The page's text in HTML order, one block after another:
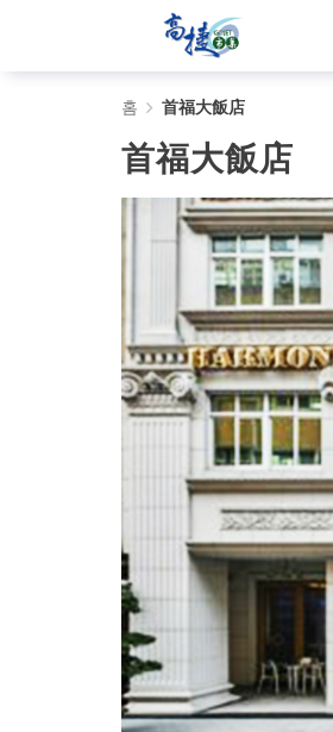
홈 首福大飯店
首福大飯店